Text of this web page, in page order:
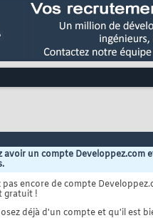
avoir un compte
pas encore de compte
gratuit !
déjà d'un compte et qu'il est